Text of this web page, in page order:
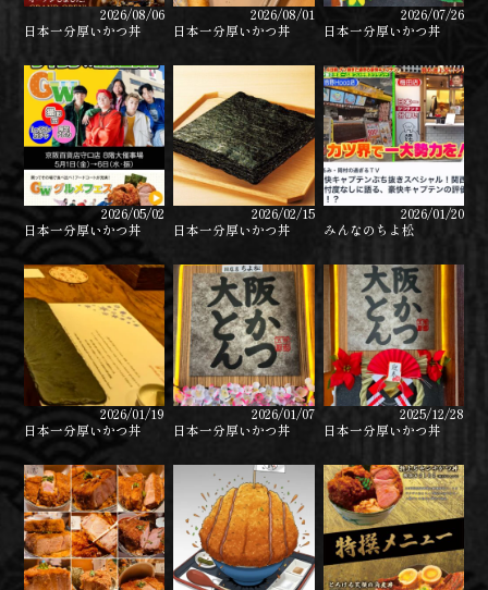
2026/08/06
日本一分厚いかつ丼
2026/08/01
日本一分厚いかつ丼
2026/07/26
日本一分厚いかつ丼
2026/05/02
日本一分厚いかつ丼
2026/02/15
日本一分厚いかつ丼
2026/01/20
みんなのちよ松
2026/01/19
日本一分厚いかつ丼
2026/01/07
日本一分厚いかつ丼
2025/12/28
日本一分厚いかつ丼